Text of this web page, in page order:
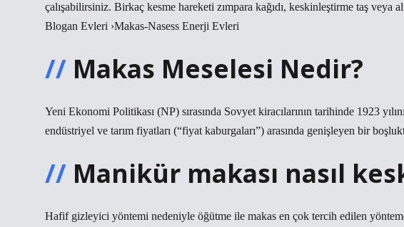
çalışabilirsiniz. Birkaç kesme hareketi zımpara kağıdı, keskinleştirme taş
Blogan Evleri ›Makas-Nasess Enerji Evleri
Makas Meselesi Nedir?
Yeni Ekonomi Politikası (NP) sırasında Sovyet kiracılarının tarihinde 1923
endüstriyel ve tarım fiyatları (“fiyat kaburgaları”) arasında genişleyen bir
Manikür makası nasıl
Hafif gizleyici yöntemi nedeniyle öğütme ile makas en çok tercih edilen